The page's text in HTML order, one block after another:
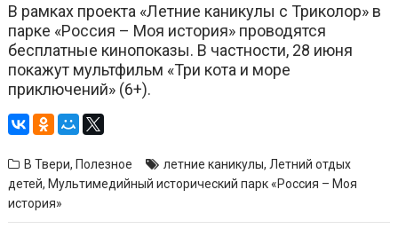
В рамках проекта «Летние каникулы с Триколор» в
парке «Россия – Моя история» проводятся
бесплатные кинопоказы. В частности, 28 июня
покажут мультфильм «Три кота и море
приключений» (6+).
В Твери, Полезное летние каникулы, Летний отдых
детей, Мультимедийный исторический парк «Россия – Моя
история»